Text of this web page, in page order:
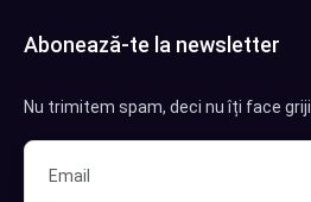
Abonează-te la newsletter
Nu trimitem spam, deci nu îți face griji.